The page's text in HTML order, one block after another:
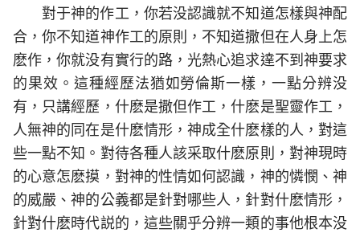
對于神的作工，你若没認識就不知道怎樣與神配
合，你不知道神作工的原則，不知道撒但在人身上怎
麽作，你就没有實行的路，光熱心追求達不到神要求
的果效。這種經歷法猶如勞倫斯一樣，一點分辨没
有，只講經歷，什麽是撒但作工，什麽是聖靈作工，
人無神的同在是什麽情形，神成全什麽樣的人，對這
些一點不知。對待各種人該采取什麽原則，對神現時
的心意怎麽摸，對神的性情如何認識，神的憐憫、神
的威嚴、神的公義都是針對哪些人，針對什麽情形，
針對什麽時代説的，這些關乎分辨一類的事他根本没